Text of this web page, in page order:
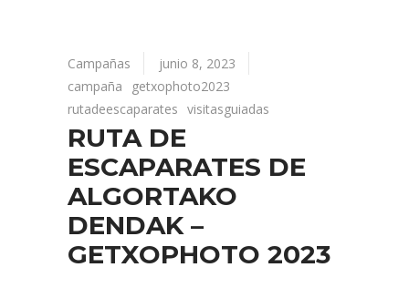
Campañas
junio 8, 2023
campaña
getxophoto2023
rutadeescaparates visitasguiadas
RUTA DE
ESCAPARATES DE
ALGORTAKO
DENDAK –
GETXOPHOTO 2023